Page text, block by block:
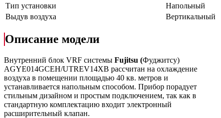
Тип установки
Напольный
Выдув воздуха
Вертикальный
Описание модели
Внутренний блок VRF системы Fujitsu (Фуджитсу)
AGYE014GCEH/UTREV14XB рассчитан на охлаждение
воздуха в помещении площадью 40 кв. метров и
устанавливается напольным способом. Прибор порадует
стильным дизайном и простым подключением, так как в
стандартную комплектацию входит электронный
расширительный клапан.